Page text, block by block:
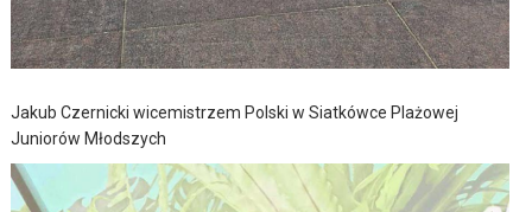
Jakub Czernicki wicemistrzem Polski w Siatkówce Plażowej
Juniorów Młodszych